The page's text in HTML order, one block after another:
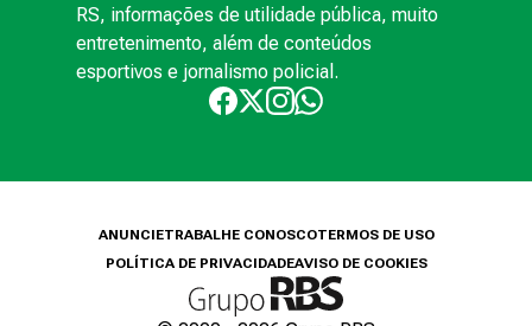
RS, informações de utilidade pública, muito
entretenimento, além de conteúdos
esportivos e jornalismo policial.
ANUNCIETRABALHE CONOSCOTERMOS DE USO
POLÍTICA DE PRIVACIDADEAVISO DE COOKIES